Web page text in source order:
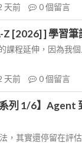
天前 0個留言
[2026] ] 學習筆
課程延伸，因為我
天前 0個留言
列 1/6】Agent
，其實還停留在評